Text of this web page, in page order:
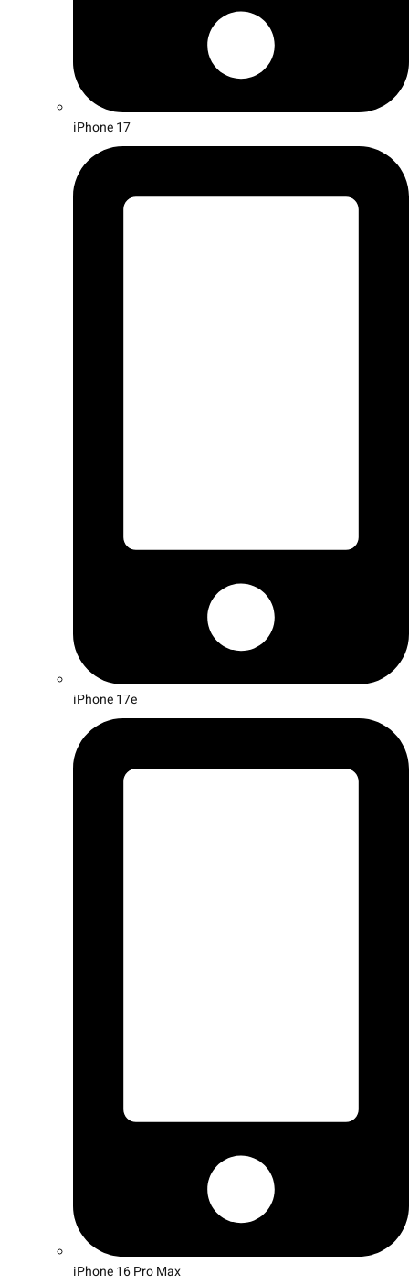
iPhone 17
iPhone 17e
iPhone 16 Pro Max